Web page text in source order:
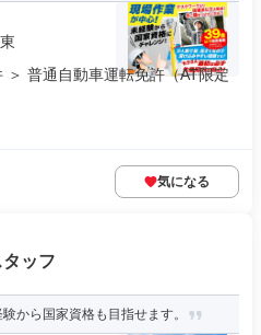
普通自動車運転免許（AT限定
気になる
ッフ
から国家資格も目指せます。